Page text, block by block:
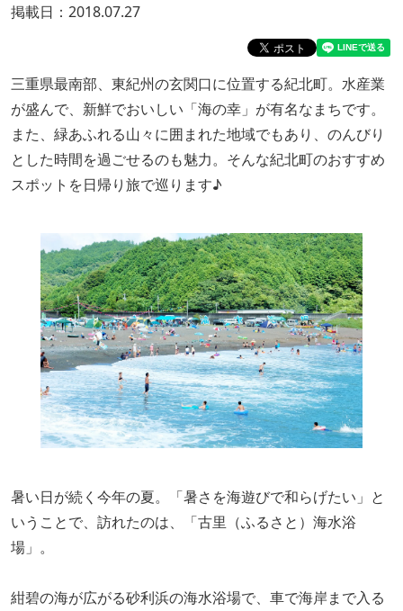
掲載日：2018.07.27
三重県最南部、東紀州の玄関口に位置する紀北町。水産業
が盛んで、新鮮でおいしい「海の幸」が有名なまちです。
また、緑あふれる山々に囲まれた地域でもあり、のんびり
とした時間を過ごせるのも魅力。そんな紀北町のおすすめ
スポットを日帰り旅で巡ります♪
暑い日が続く今年の夏。「暑さを海遊びで和らげたい」と
いうことで、訪れたのは、「古里（ふるさと）海水浴
場」。
紺碧の海が広がる砂利浜の海水浴場で、車で海岸まで入る